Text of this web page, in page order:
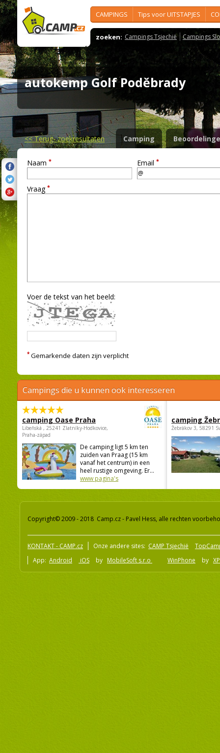
CAMPINGS Tips voor UITSTAPJES
zoeken: Campings Tsjechië Campings
autokemp Golf Poděbrady
<<Terug- zoekresultaten Camping
Naam * Email *
Vraag *
Voer de tekst van het beeld:
* Gemarkende daten zijn verplicht
Campings die u kunnen ook interesseren
camping Oase Praha
Libeňská , 25241 Zlatníky-Hodkovice,
Praha-západ
De camping ligt 5 km ten
zuiden van Praag (15 km
vanaf het centrum) in een
heel rustige omgeving. Er...
www pagina's
camping
Žebrákov 3, 58291
Copyright© 2009 - 2018 Camp.cz - Pavel Hess, alle rechten
KONTAKT - CAMP.cz Onze andere sites: CAMP Tsjechië
App: Android iOS by MobileSoft s.r.o WinPhone by